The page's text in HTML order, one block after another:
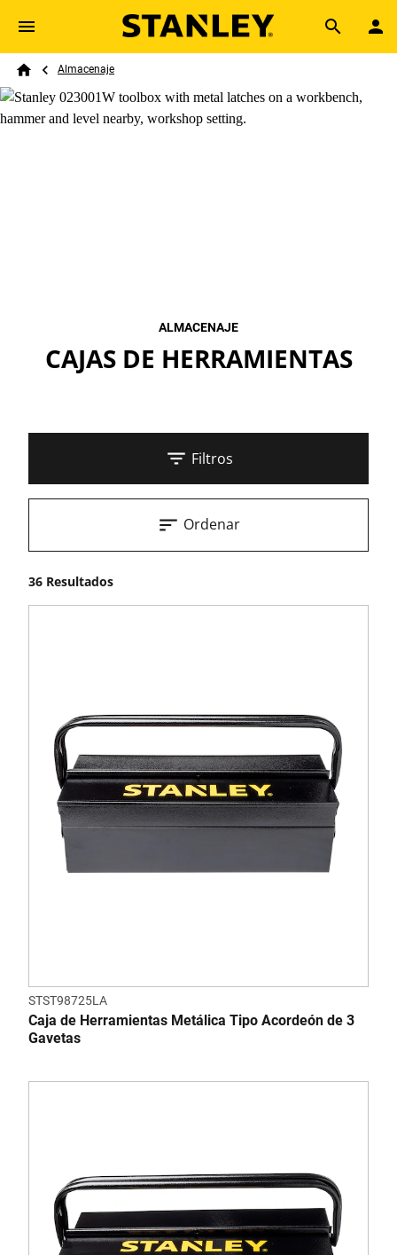
Skip to main content
Search
Breadcrumb
Almacenaje
ALMACENAJE
CAJAS DE HERRAMIENTAS
Filtros
36 Resultados
Ordenar
STST98725LA
Caja de Herramientas Metálica Tipo Acordeón de 3
Gavetas